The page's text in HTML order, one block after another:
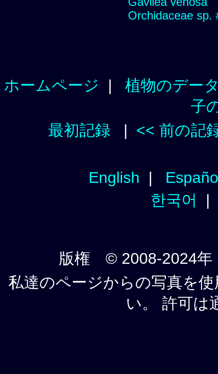
Orchidaceae sp.
ホームページ | 植物のデー
子
最初記録 | << 前の記
English |
한국어
版権 © 2008-2024年
私達のページからの写真を
い。 許可は